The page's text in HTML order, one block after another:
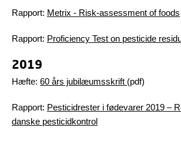
Rapport: Metrix - Risk-assessment of foods
Rapport: Proficiency Test on pesticide
2019
Hæfte: 60 års jubilæumsskrift (pdf)
Rapport: Pesticidrester i fødevarer 2019 –
danske pesticidkontrol